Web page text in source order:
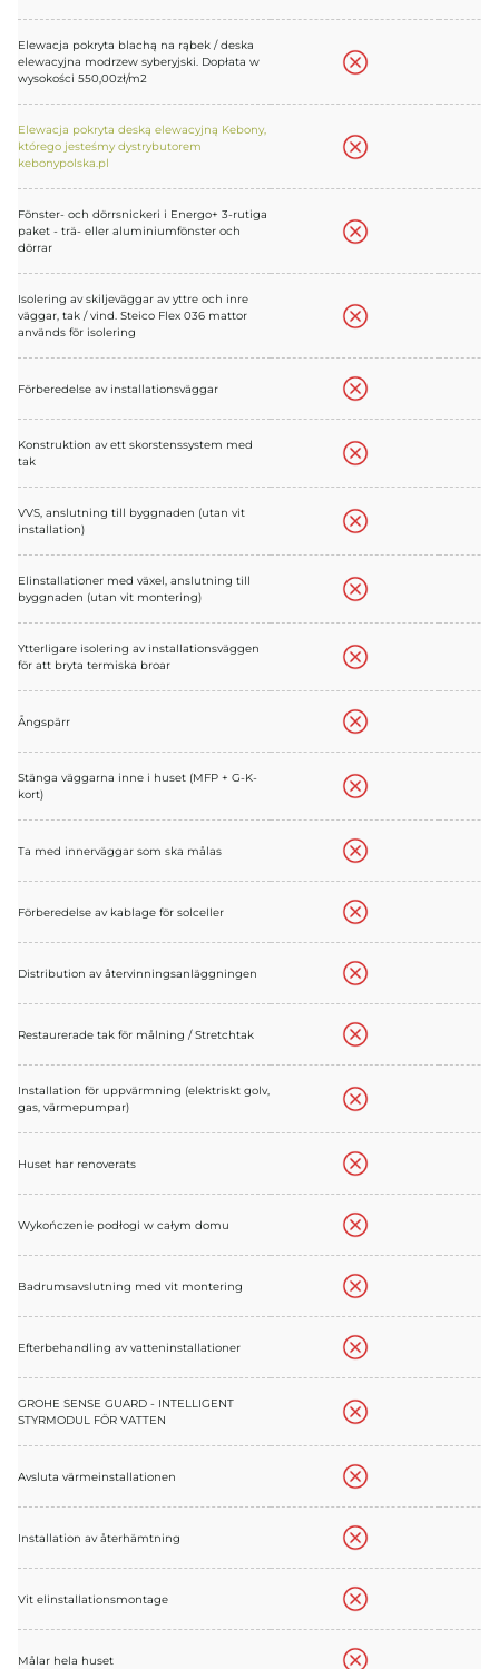
Elewacja pokryta blachą na rąbek / deska
elewacyjna modrzew syberyjski. Dopłata w
wysokości 550,00zł/m2
Elewacja pokryta deską elewacyjną Kebony,
którego jesteśmy dystrybutorem
kebonypolska.pl
Fönster- och dörrsnickeri i Energo+ 3-rutiga
paket - trä- eller aluminiumfönster och
dörrar
Isolering av skiljeväggar av yttre och inre
väggar, tak / vind. Steico Flex 036 mattor
används för isolering
Förberedelse av installationsväggar
Konstruktion av ett skorstenssystem med
tak
VVS, anslutning till byggnaden (utan vit
installation)
Elinstallationer med växel, anslutning till
byggnaden (utan vit montering)
Ytterligare isolering av installationsväggen
för att bryta termiska broar
Ångspärr
Stänga väggarna inne i huset (MFP + G-K-
kort)
Ta med innerväggar som ska målas
Förberedelse av kablage för solceller
Distribution av återvinningsanläggningen
Restaurerade tak för målning / Stretchtak
Installation för uppvärmning (elektriskt golv,
gas, värmepumpar)
Huset har renoverats
Wykończenie podłogi w całym domu
Badrumsavslutning med vit montering
Efterbehandling av vatteninstallationer
GROHE SENSE GUARD - INTELLIGENT
STYRMODUL FÖR VATTEN
Avsluta värmeinstallationen
Installation av återhämtning
Vit elinstallationsmontage
Målar hela huset